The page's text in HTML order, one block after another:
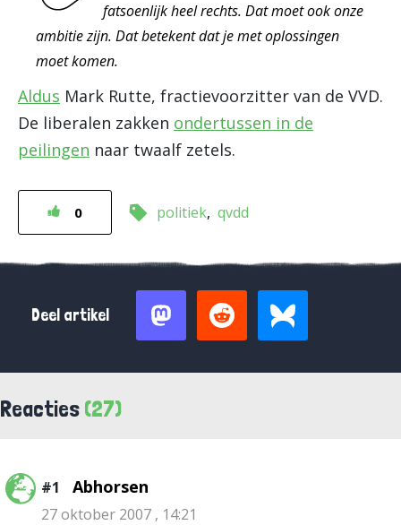
fatsoenlijk heel rechts. Dat moet ook onze
ambitie zijn. Dat betekent dat je met oplossingen
moet komen.
Aldus Mark Rutte, fractievoorzitter van de VVD.
De liberalen zakken ondertussen in de
peilingen naar twaalf zetels.
0 politiek qvdd
Deel artikel
Reacties (27)
#1 Abhorsen
27 oktober 2007 , 14:21